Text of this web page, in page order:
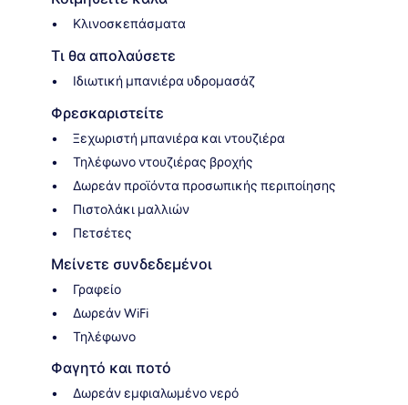
Κλινοσκεπάσματα
Τι θα απολαύσετε
Ιδιωτική μπανιέρα υδρομασάζ
Φρεσκαριστείτε
Ξεχωριστή μπανιέρα και ντουζιέρα
Τηλέφωνο ντουζιέρας βροχής
Δωρεάν προϊόντα προσωπικής περιποίησης
Πιστολάκι μαλλιών
Πετσέτες
Μείνετε συνδεδεμένοι
Γραφείο
Δωρεάν WiFi
Τηλέφωνο
Φαγητό και ποτό
Δωρεάν εμφιαλωμένο νερό